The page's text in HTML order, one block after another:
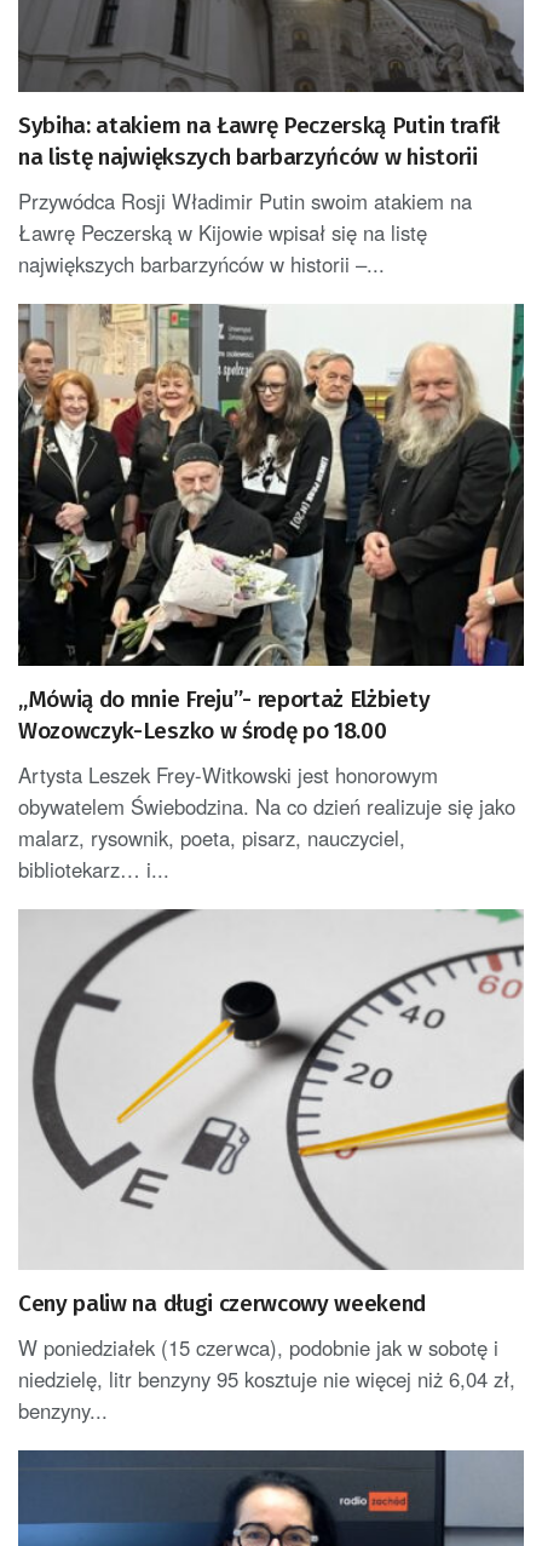
Sybiha: atakiem na Ławrę Peczerską Putin trafił
na listę największych barbarzyńców w historii
Przywódca Rosji Władimir Putin swoim atakiem na
Ławrę Peczerską w Kijowie wpisał się na listę
największych barbarzyńców w historii –...
„Mówią do mnie Freju”- reportaż Elżbiety
Wozowczyk-Leszko w środę po 18.00
Artysta Leszek Frey-Witkowski jest honorowym
obywatelem Świebodzina. Na co dzień realizuje się jako
malarz, rysownik, poeta, pisarz, nauczyciel,
bibliotekarz… i...
Ceny paliw na długi czerwcowy weekend
W poniedziałek (15 czerwca), podobnie jak w sobotę i
niedzielę, litr benzyny 95 kosztuje nie więcej niż 6,04 zł,
benzyny...